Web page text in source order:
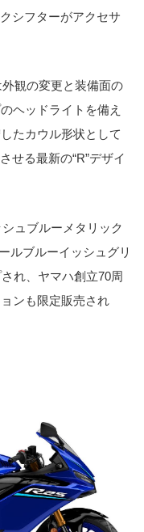
シフターがアクセサ
観の変更と装備面の
ヘッドライトを備え
たカウル形状として
せる最新の“R”デザイ
ュブルーメタリック
ルブルーイッシュグリ
れ、ヤマハ創立70周
ンも限定販売され